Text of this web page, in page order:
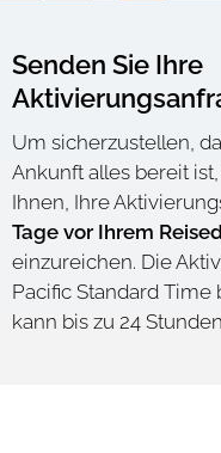
Senden Sie Ihre
Um sicherzustellen,
Ankunft alles bereit
Ihnen, Ihre
Tage vor Ihrem
einzureichen. Die
Pacific Standard Time
kann bis zu 24